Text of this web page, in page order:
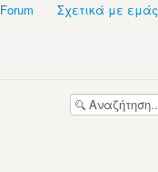
Forum Σχετικά με εμάς